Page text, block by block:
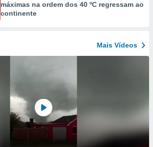
máximas na ordem dos 40 ºC regressam ao
continente
Mais Vídeos